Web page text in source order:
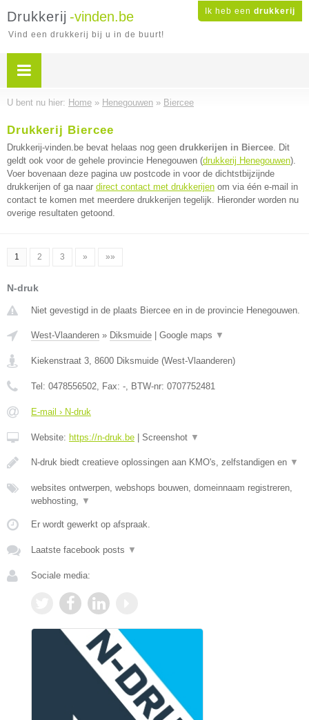
Ik heb een drukkerij
Drukkerij -vinden.be
Vind een drukkerij bij u in de buurt!
U bent nu hier: Home » Henegouwen » Biercee
Drukkerij Biercee
Drukkerij-vinden.be bevat helaas nog geen drukkerijen in Biercee. Dit
geldt ook voor de gehele provincie Henegouwen (drukkerij Henegouwen).
Voer bovenaan deze pagina uw postcode in voor de dichtstbijzijnde
drukkerijen of ga naar direct contact met drukkerijen om via één e-mail in
contact te komen met meerdere drukkerijen tegelijk. Hieronder worden nu
overige resultaten getoond.
1 2 3 » »»
N-druk
Niet gevestigd in de plaats Biercee en in de provincie Henegouwen.
West-Vlaanderen » Diksmuide Google maps ▼
Kiekenstraat 3, 8600 Diksmuide (West-Vlaanderen)
Tel: 0478556502, Fax: -, BTW-nr: 0707752481
E-mail › N-druk
Website: https://n-druk.be Screenshot ▼
N-druk biedt creatieve oplossingen aan KMO's, zelfstandigen en ▼
websites ontwerpen, webshops bouwen, domeinnaam registreren,
webhosting, ▼
Er wordt gewerkt op afspraak.
Laatste facebook posts ▼
Sociale media: